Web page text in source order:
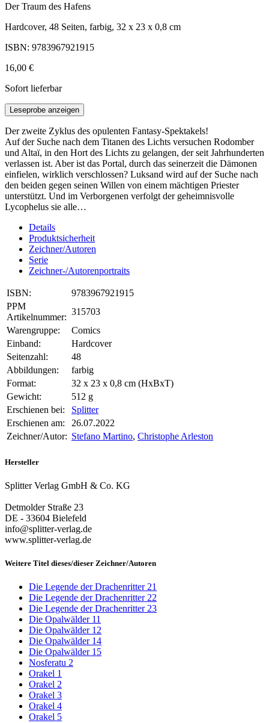
Der Traum des Hafens
Hardcover, 48 Seiten, farbig, 32 x 23 x 0,8 cm
ISBN: 9783967921915
16,00 €
Sofort lieferbar
Leseprobe anzeigen
Der zweite Zyklus des opulenten Fantasy-Spektakels!
Auf der Suche nach dem Titanen des Lichts versuchen Rodomber
und Altaï, in den Hort des Lichts zu gelangen, der seit Jahrhunderten
verlassen ist. Aber ist das Portal, durch das seinerzeit die Dämonen
einfielen, wirklich verschlossen? Luksand wird auf der Suche nach
den beiden gegen seinen Willen von einem mächtigen Priester
unterstützt. Und im Verborgenen verfolgt der geheimnisvolle
Lycophelus sie alle…
Details
Produktsicherheit
Zeichner/Autoren
Serie
Zeichner-/Autorenportraits
ISBN:
9783967921915
PPM
Artikelnummer:
315703
Warengruppe:
Comics
Einband:
Hardcover
Seitenzahl:
48
Abbildungen:
farbig
Format:
32 x 23 x 0,8 cm (HxBxT)
Gewicht:
512 g
Erschienen bei:
Splitter
Erschienen am:
26.07.2022
Zeichner/Autor: Stefano Martino, Christophe Arleston
Hersteller
Splitter Verlag GmbH & Co. KG
Detmolder Straße 23
DE - 33604 Bielefeld
info@splitter-verlag.de
www.splitter-verlag.de
Weitere Titel dieses/dieser Zeichner/Autoren
Die Legende der Drachenritter 21
Die Legende der Drachenritter 22
Die Legende der Drachenritter 23
Die Opalwälder 11
Die Opalwälder 12
Die Opalwälder 14
Die Opalwälder 15
Nosferatu 2
Orakel 1
Orakel 2
Orakel 3
Orakel 4
Orakel 5